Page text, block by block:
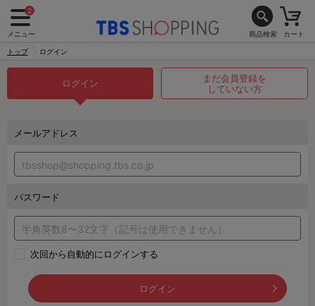
2
メニュー 商品検索 カート
トップ ログイン
ログイン
まだ会員登録を
していない方
メールアドレス
パスワード
次回から自動的にログインする
ログイン